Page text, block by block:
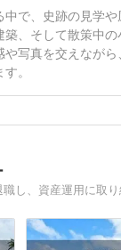
で、史跡の見学
、そして散策中
写真を交えなが
。